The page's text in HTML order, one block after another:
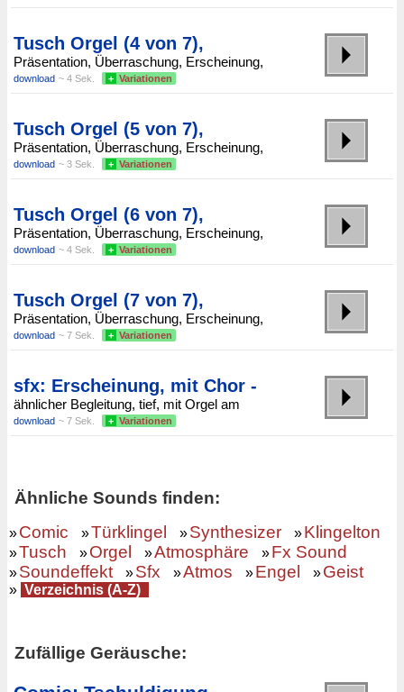
Tusch Orgel (4 von 7),
Präsentation, Überraschung, Erscheinung,
download ~ 4 Sek. + Variationen
Tusch Orgel (5 von 7),
Präsentation, Überraschung, Erscheinung,
download ~ 3 Sek. + Variationen
Tusch Orgel (6 von 7),
Präsentation, Überraschung, Erscheinung,
download ~ 4 Sek. + Variationen
Tusch Orgel (7 von 7),
Präsentation, Überraschung, Erscheinung,
download ~ 7 Sek. + Variationen
sfx: Erscheinung, mit Chor -
ähnlicher Begleitung, tief, mit Orgel am
download ~ 7 Sek. + Variationen
Ähnliche Sounds finden:
»Comic »Türklingel »Synthesizer »Klingelton
»Tusch »Orgel »Atmosphäre »Fx Sound
»Soundeffekt »Sfx »Atmos »Engel »Geist
» Verzeichnis (A-Z)
Zufällige Geräusche: